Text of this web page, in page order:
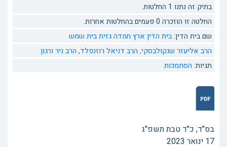
בתיק זה נתנו 1 החלטות.
החלטה זו הוזכרה 0 פעמים בהחלטות אחרות.
שם בית הדין:בית הדין ארץ חמדה גזית בית שמש
הרב אליעזר שנקולבסקי, הרב דניאל רוזנפלד, הרב ניר ורגון
תגיות: הסתמכות
בס"ד, ‏כ"ד טבת תשפ"ג